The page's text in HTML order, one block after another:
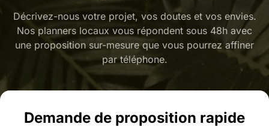
Décrivez-nous votre projet, vos doutes et vos envies.
Nos planners locaux vous répondent sous 48h avec
une proposition sur-mesure que vous pourrez affiner
par téléphone.
Demande de proposition rapide